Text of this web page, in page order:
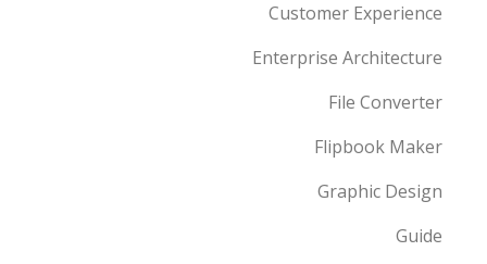
Customer Experience
Enterprise Architecture
File Converter
Flipbook Maker
Graphic Design
Guide